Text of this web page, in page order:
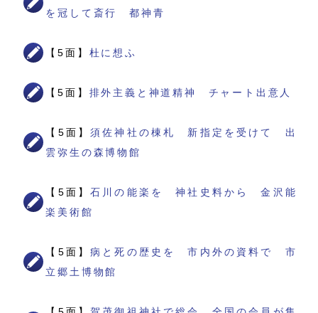
を冠して斎行 都神青
【5面】 杜に想ふ
【5面】 排外主義と神道精神 チャート出意人
【5面】須佐神社の棟札 新指定を受けて 出
雲弥生の森博物館
【5面】石川の能楽を 神社史料から 金沢能
楽美術館
【5面】病と死の歴史を 市内外の資料で 市
立郷土博物館